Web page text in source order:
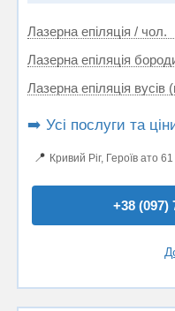
Лазерна епіляція / чол.
Лазерна епіляція
Лазерна епіляція вусів
➡️ Усі послуги та
📍 Кривий Ріг, Героїв ато
+38 (097)